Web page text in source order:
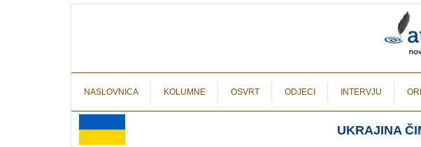
NASLOVNICA KOLUMNE OSVRT ODJECI INTERVJU
UKRAJINA